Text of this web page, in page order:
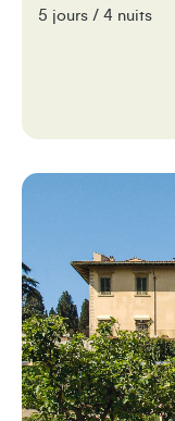
5 jours / 4 nuits